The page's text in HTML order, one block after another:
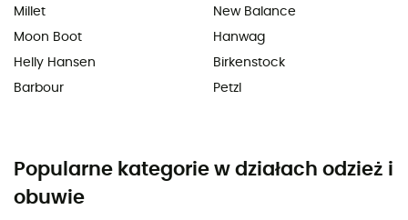
Millet
Moon Boot
Helly Hansen
Barbour
New Balance
Hanwag
Birkenstock
Petzl
Popularne kategorie w działach odzież i
obuwie